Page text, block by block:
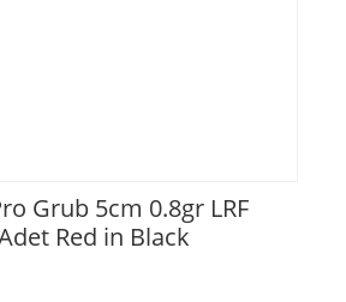
Grub 5cm 0.8gr LRF
Red in Black